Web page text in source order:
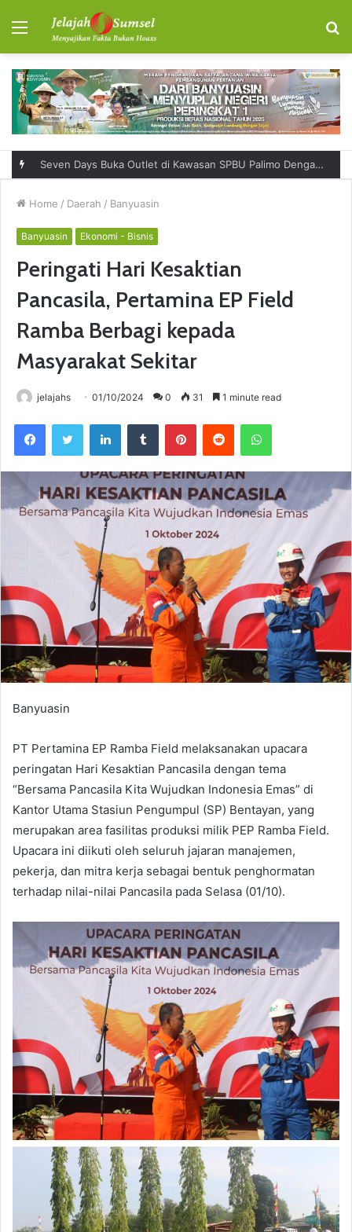
Menu
Home / Daerah / Banyuasin
Banyuasin Ekonomi - Bisnis
Peringati Hari Kesaktian
Pancasila, Pertamina EP Field
Ramba Berbagi kepada
Masyarakat Sekitar
jelajahs 01/10/2024 0 31 1 minute read
Banyuasin
PT Pertamina EP Ramba Field melaksanakan upacara
peringatan Hari Kesaktian Pancasila dengan tema
“Bersama Pancasila Kita Wujudkan Indonesia Emas” di
Kantor Utama Stasiun Pengumpul (SP) Bentayan, yang
merupakan area fasilitas produksi milik PEP Ramba Field.
Upacara ini diikuti oleh seluruh jajaran manajemen,
pekerja, dan mitra kerja sebagai bentuk penghormatan
terhadap nilai-nilai Pancasila pada Selasa (01/10).